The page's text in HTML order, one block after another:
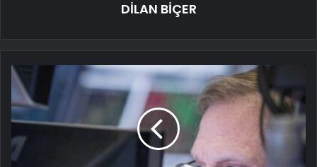
DİLAN BİÇER